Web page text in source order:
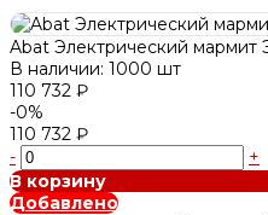
Abat Электрический
В наличии: 1000 шт
110 732 ₽
-0%
110 732 ₽
-
+
В корзину
Добавлено